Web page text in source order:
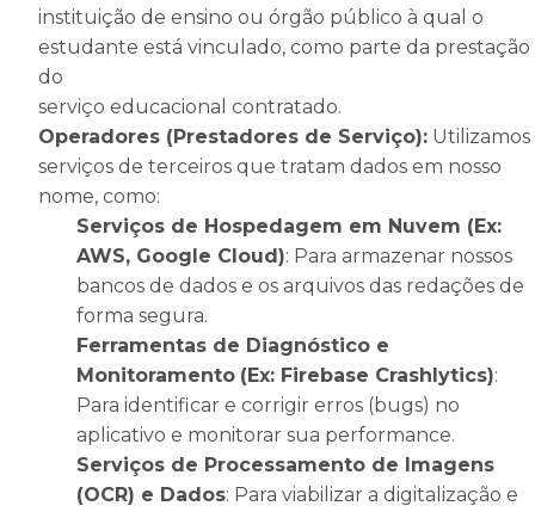
instituição de ensino ou órgão público à qual o
estudante está vinculado, como parte da prestação
do
serviço educacional contratado.
Operadores (Prestadores de Serviço): Utilizamos
serviços de terceiros que tratam dados em nosso
nome, como:
Serviços de Hospedagem em Nuvem (Ex:
AWS, Google Cloud): Para armazenar nossos
bancos de dados e os arquivos das redações de
forma segura.
Ferramentas de Diagnóstico e
Monitoramento (Ex: Firebase Crashlytics):
Para identificar e corrigir erros (bugs) no
aplicativo e monitorar sua performance.
Serviços de Processamento de Imagens
(OCR) e Dados: Para viabilizar a digitalização e